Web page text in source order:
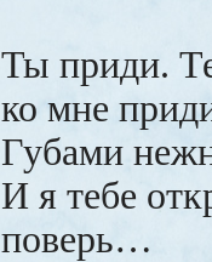
Ты приди.
ко мне
Губами
И я тебе
поверь…